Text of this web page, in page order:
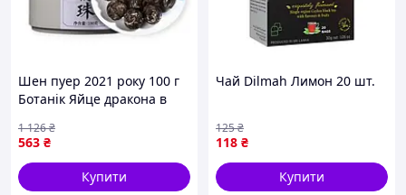
Шен пуер 2021 року 100 г
Ботанік Яйце дракона в
справжніх цінувальників
чаю
563 ₴
1 126₴
Купити
Чай Dilmah Лимон 20 шт.
118 ₴
125₴
Купити